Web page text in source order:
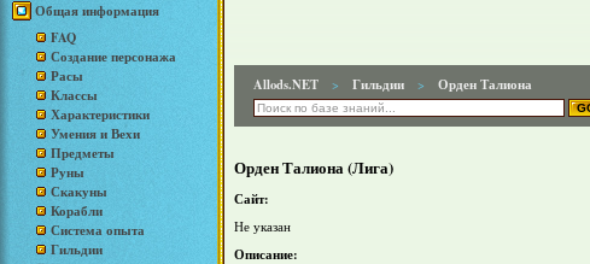
Общая информация
FAQ
Создание персонажа
Расы
Классы
Характеристики
Умения и Вехи
Предметы
Руны
Скакуны
Корабли
Система опыта
Гильдии
Allods.NET > Гильдии > Орден Талиона
Орден Талиона (Лига)
Сайт:
Не указан
Описание: